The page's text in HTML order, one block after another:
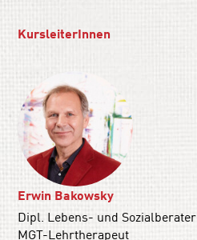
KursleiterInnen
Erwin Bakowsky
Dipl. Lebens- und Sozialberater
MGT-Lehrtherapeut